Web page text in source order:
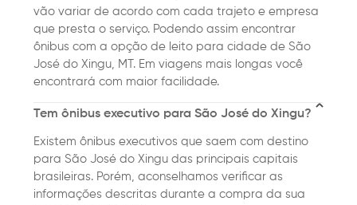
vão variar de acordo com cada trajeto e empresa
que presta o serviço. Podendo assim encontrar
ônibus com a opção de leito para cidade de São
José do Xingu, MT. Em viagens mais longas você
encontrará com maior facilidade.
Tem ônibus executivo para São José do Xingu?
Existem ônibus executivos que saem com destino
para São José do Xingu das principais capitais
brasileiras. Porém, aconselhamos verificar as
informações descritas durante a compra da sua